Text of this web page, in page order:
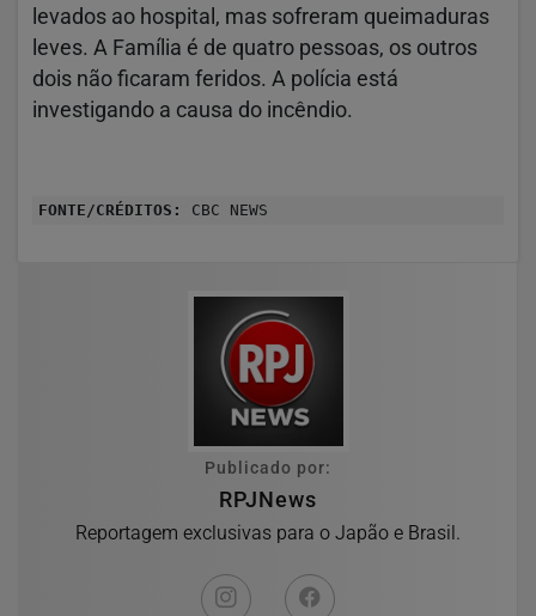
levados ao hospital, mas sofreram queimaduras
leves. A Família é de quatro pessoas, os outros
dois não ficaram feridos. A polícia está
investigando a causa do incêndio.
FONTE/CRÉDITOS: CBC NEWS
Publicado por:
RPJNews
Reportagem exclusivas para o Japão e Brasil.